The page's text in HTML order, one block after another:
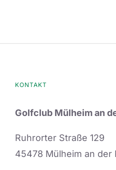
KONTAKT
Golfclub Mülheim an
Ruhrorter Straße 129
45478 Mülheim an der